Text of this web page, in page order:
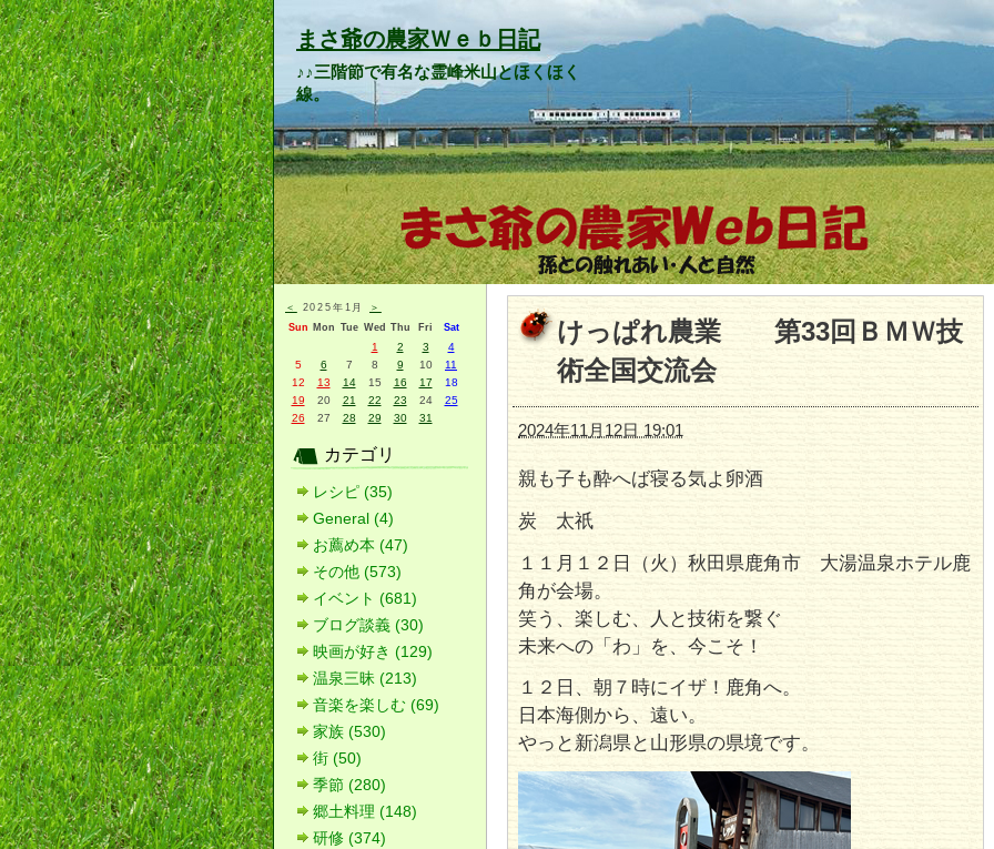
まさ爺の農家Ｗｅｂ日記
♪♪三階節で有名な霊峰米山とほくほく
線。
けっぱれ農業 第33回ＢＭＷ技
術全国交流会
2024年11月12日 19:01
親も子も酔へば寝る気よ卵酒
炭 太祇
１１月１２日（火）秋田県鹿角市 大湯温泉ホテル鹿
角が会場。
笑う、楽しむ、人と技術を繋ぐ
未来への「わ」を、今こそ！
１２日、朝７時にイザ！鹿角へ。
日本海側から、遠い。
やっと新潟県と山形県の県境です。
＜ 2025年1月
＞
Sun Mon Tue Wed Thu Fri Sat
1 2 3
4
5
6 7 8 9 10
11
12
13 14 15 16 17
18
19
20 21 22 23 24
25
26
27 28 29 30 31
カテゴリ
レシピ (35)
General (4)
お薦め本 (47)
その他 (573)
イベント (681)
ブログ談義 (30)
映画が好き (129)
温泉三昧 (213)
音楽を楽しむ (69)
家族 (530)
街 (50)
季節 (280)
郷土料理 (148)
研修 (374)